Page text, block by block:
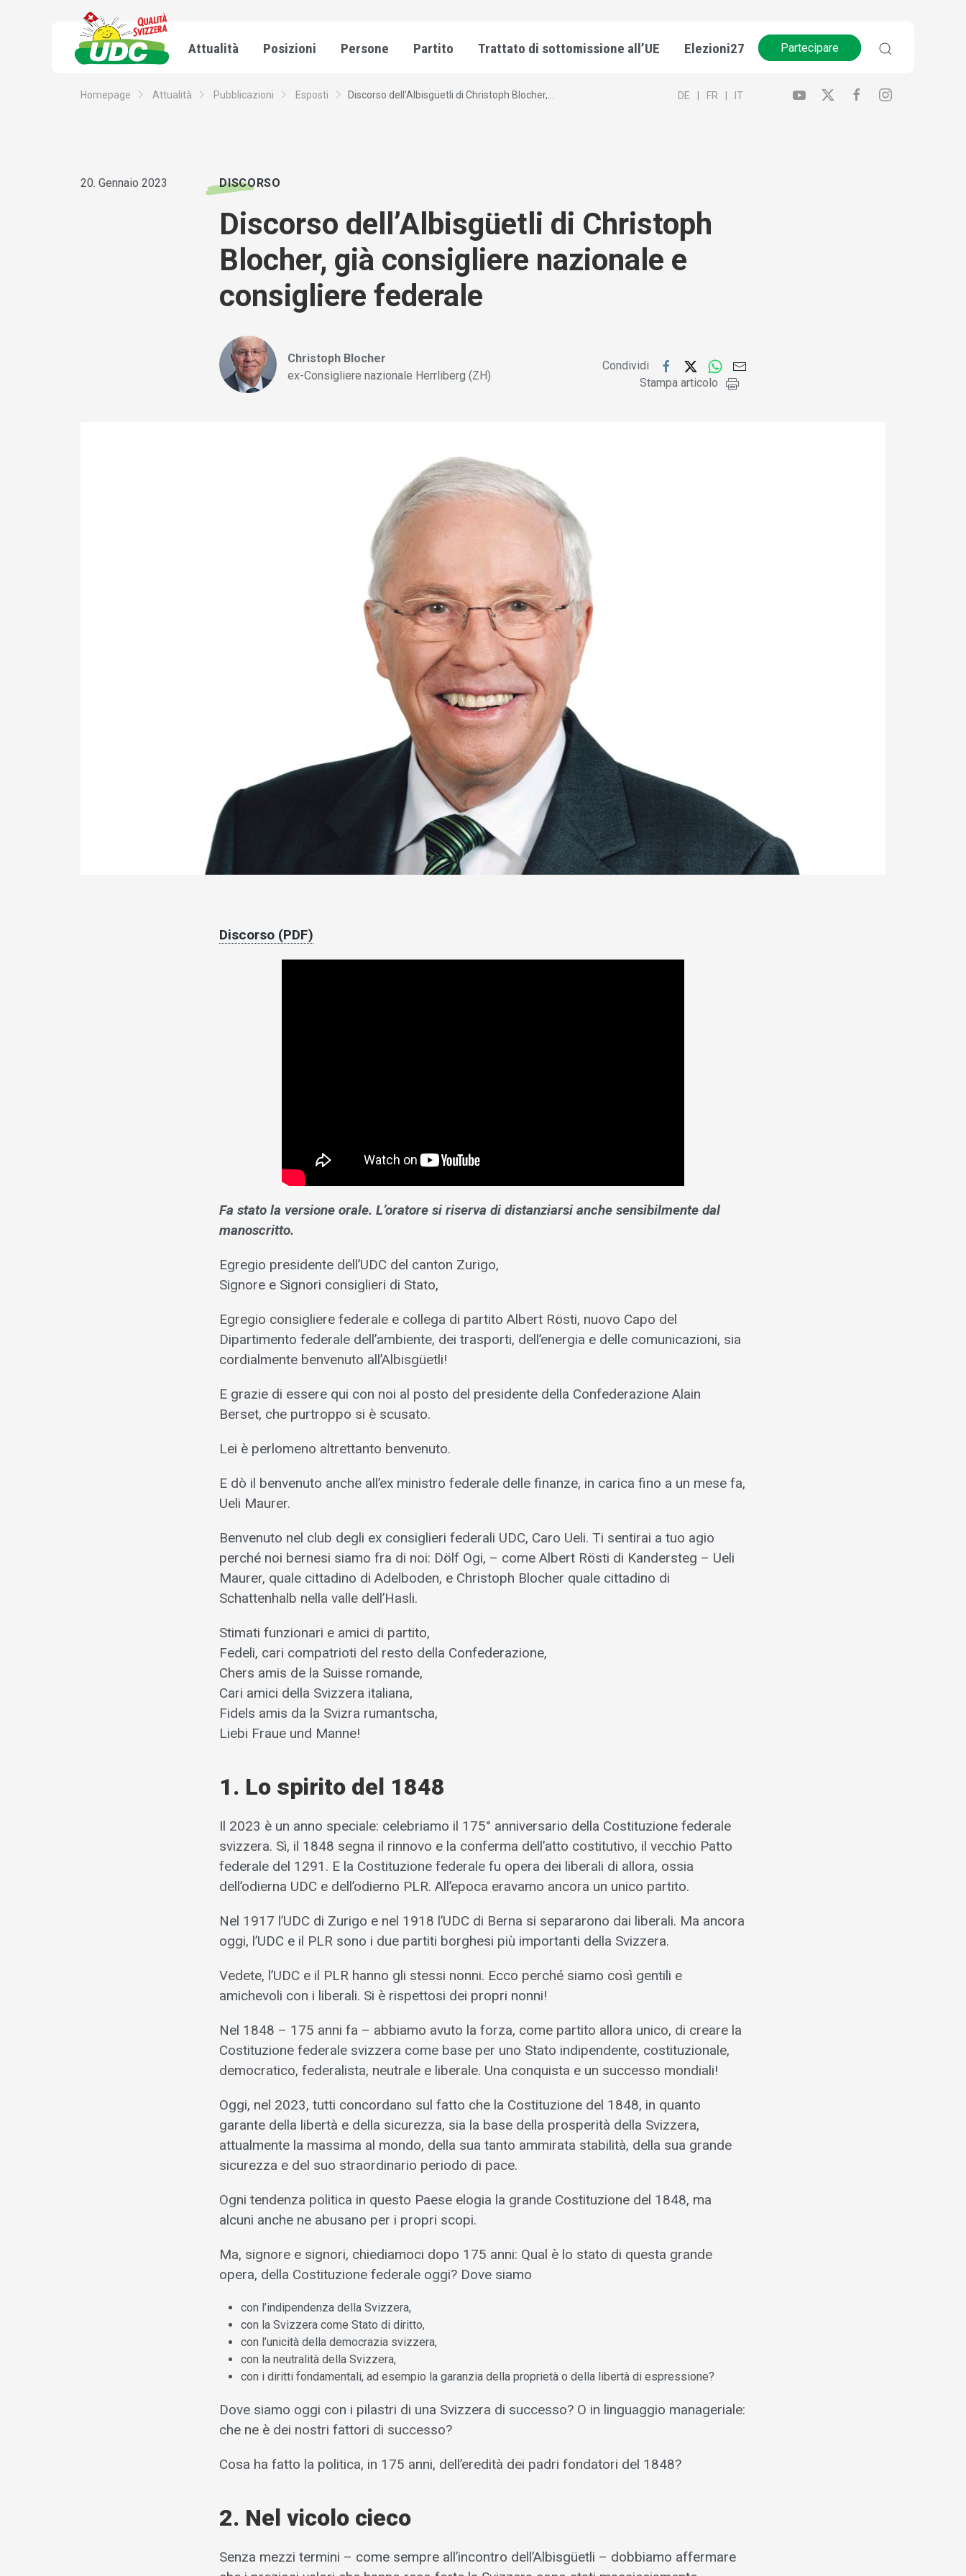
Attualità Posizioni Persone Partito Trattato di sottomissione all’UE Elezioni27 Partecipare
Homepage Attualità Pubblicazioni Esposti Discorso dell’Albisgüetli di Christoph Blocher,... DE FR IT
20. Gennaio 2023 DISCORSO
Discorso dell’Albisgüetli di Christoph
Blocher, già consigliere nazionale e
consigliere federale
Christoph Blocher
ex-Consigliere nazionale Herrliberg (ZH)
Condividi
Stampa articolo
Discorso (PDF)
Fa stato la versione orale. L’oratore si riserva di distanziarsi anche sensibilmente dal
manoscritto.
Egregio presidente dell’UDC del canton Zurigo,
Signore e Signori consiglieri di Stato,
Egregio consigliere federale e collega di partito Albert Rösti, nuovo Capo del
Dipartimento federale dell’ambiente, dei trasporti, dell’energia e delle comunicazioni, sia
cordialmente benvenuto all’Albisgüetli!
E grazie di essere qui con noi al posto del presidente della Confederazione Alain
Berset, che purtroppo si è scusato.
Lei è perlomeno altrettanto benvenuto.
E dò il benvenuto anche all’ex ministro federale delle finanze, in carica fino a un mese fa,
Ueli Maurer.
Benvenuto nel club degli ex consiglieri federali UDC, Caro Ueli. Ti sentirai a tuo agio
perché noi bernesi siamo fra di noi: Dölf Ogi, – come Albert Rösti di Kandersteg – Ueli
Maurer, quale cittadino di Adelboden, e Christoph Blocher quale cittadino di
Schattenhalb nella valle dell’Hasli.
Stimati funzionari e amici di partito,
Fedeli, cari compatrioti del resto della Confederazione,
Chers amis de la Suisse romande,
Cari amici della Svizzera italiana,
Fidels amis da la Svizra rumantscha,
Liebi Fraue und Manne!
1. Lo spirito del 1848
Il 2023 è un anno speciale: celebriamo il 175° anniversario della Costituzione federale
svizzera. Sì, il 1848 segna il rinnovo e la conferma dell’atto costitutivo, il vecchio Patto
federale del 1291. E la Costituzione federale fu opera dei liberali di allora, ossia
dell’odierna UDC e dell’odierno PLR. All’epoca eravamo ancora un unico partito.
Nel 1917 l’UDC di Zurigo e nel 1918 l’UDC di Berna si separarono dai liberali. Ma ancora
oggi, l’UDC e il PLR sono i due partiti borghesi più importanti della Svizzera.
Vedete, l’UDC e il PLR hanno gli stessi nonni. Ecco perché siamo così gentili e
amichevoli con i liberali. Si è rispettosi dei propri nonni!
Nel 1848 – 175 anni fa – abbiamo avuto la forza, come partito allora unico, di creare la
Costituzione federale svizzera come base per uno Stato indipendente, costituzionale,
democratico, federalista, neutrale e liberale. Una conquista e un successo mondiali!
Oggi, nel 2023, tutti concordano sul fatto che la Costituzione del 1848, in quanto
garante della libertà e della sicurezza, sia la base della prosperità della Svizzera,
attualmente la massima al mondo, della sua tanto ammirata stabilità, della sua grande
sicurezza e del suo straordinario periodo di pace.
Ogni tendenza politica in questo Paese elogia la grande Costituzione del 1848, ma
alcuni anche ne abusano per i propri scopi.
Ma, signore e signori, chiediamoci dopo 175 anni: Qual è lo stato di questa grande
opera, della Costituzione federale oggi? Dove siamo
con l’indipendenza della Svizzera,
con la Svizzera come Stato di diritto,
con l’unicità della democrazia svizzera,
con la neutralità della Svizzera,
con i diritti fondamentali, ad esempio la garanzia della proprietà o della libertà di espressione?
Dove siamo oggi con i pilastri di una Svizzera di successo? O in linguaggio manageriale:
che ne è dei nostri fattori di successo?
Cosa ha fatto la politica, in 175 anni, dell’eredità dei padri fondatori del 1848?
2. Nel vicolo cieco
Senza mezzi termini – come sempre all’incontro dell’Albisgüetli – dobbiamo affermare